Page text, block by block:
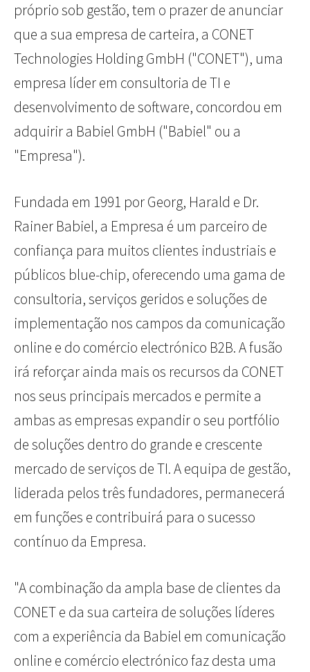
próprio sob gestão, tem o prazer de anunciar
que a sua empresa de carteira, a CONET
Technologies Holding GmbH ("CONET"), uma
empresa líder em consultoria de TI e
desenvolvimento de software, concordou em
adquirir a Babiel GmbH ("Babiel" ou a
"Empresa").
Fundada em 1991 por Georg, Harald e Dr.
Rainer Babiel, a Empresa é um parceiro de
confiança para muitos clientes industriais e
públicos blue-chip, oferecendo uma gama de
consultoria, serviços geridos e soluções de
implementação nos campos da comunicação
online e do comércio electrónico B2B. A fusão
irá reforçar ainda mais os recursos da CONET
nos seus principais mercados e permite a
ambas as empresas expandir o seu portfólio
de soluções dentro do grande e crescente
mercado de serviços de TI. A equipa de gestão,
liderada pelos três fundadores, permanecerá
em funções e contribuirá para o sucesso
contínuo da Empresa.
"A combinação da ampla base de clientes da
CONET e da sua carteira de soluções líderes
com a experiência da Babiel em comunicação
online e comércio electrónico faz desta uma